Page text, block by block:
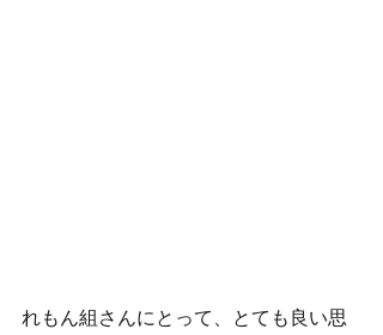
れもん組さんにとって、とても良い思